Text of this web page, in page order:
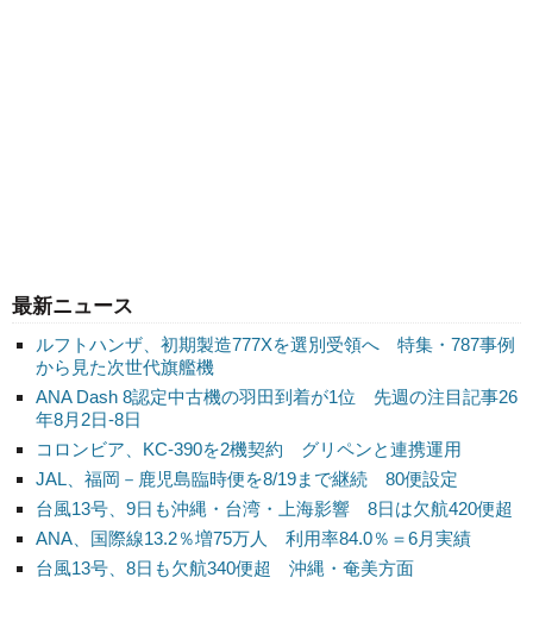
最新ニュース
ルフトハンザ、初期製造777Xを選別受領へ 特集・787事例
から見た次世代旗艦機
ANA Dash 8認定中古機の羽田到着が1位 先週の注目記事26
年8月2日-8日
コロンビア、KC-390を2機契約 グリペンと連携運用
JAL、福岡－鹿児島臨時便を8/19まで継続 80便設定
台風13号、9日も沖縄・台湾・上海影響 8日は欠航420便超
ANA、国際線13.2％増75万人 利用率84.0％＝6月実績
台風13号、8日も欠航340便超 沖縄・奄美方面